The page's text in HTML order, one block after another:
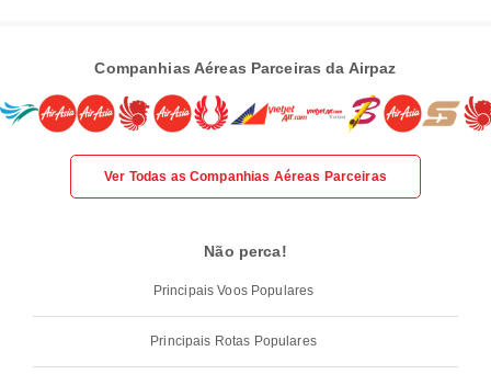
Companhias Aéreas Parceiras da Airpaz
Ver Todas as Companhias Aéreas Parceiras
Não perca!
Principais Voos Populares
Principais Rotas Populares